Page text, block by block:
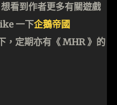
看到作者更多有關遊戲
一下企鵝帝國
，定期亦有《 MHR 》的